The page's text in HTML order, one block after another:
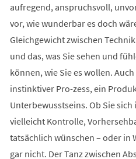
aufregend, anspruchsvoll,
vor, wie wunderbar es doch
Gleichgewicht zwischen
und das, was Sie sehen und
können, wie Sie es wollen.
instinktiver Pro-zess, ein
Unterbewusstseins. Ob Sie
vielleicht Kontrolle,
tatsächlich wünschen – oder in
gar nicht. Der Tanz zwischen